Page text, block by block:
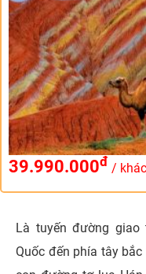
39.990.000đ /
Là tuyến đường
Quốc đến phía tây